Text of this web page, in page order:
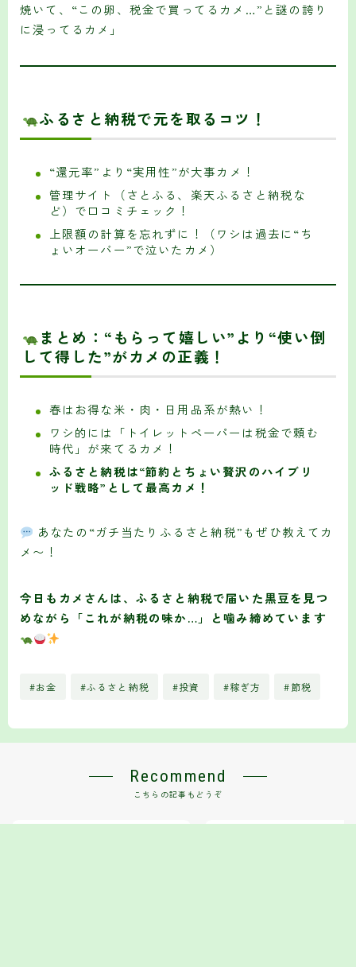
焼いて、“この卵、税金で買ってるカメ…”と謎の誇り
に浸ってるカメ」
ふるさと納税で元を取るコツ！
“還元率”より“実用性”が大事カメ！
管理サイト（さとふる、楽天ふるさと納税な
ど）で口コミチェック！
上限額の計算を忘れずに！（ワシは過去に“ち
ょいオーバー”で泣いたカメ）
まとめ：“もらって嬉しい”より“使い倒
して得した”がカメの正義！
春はお得な米・肉・日用品系が熱い！
ワシ的には「トイレットペーパーは税金で頼む
時代」が来てるカメ！
ふるさと納税は“節約とちょい贅沢のハイブリ
ッド戦略”として最高カメ！
あなたの“ガチ当たりふるさと納税”もぜひ教えてカ
メ〜！
今日もカメさんは、ふるさと納税で届いた黒豆を見つ
めながら「これが納税の味か…」と噛み締めています
#お金 #ふるさと納税 #投資 #稼ぎ方 #節税
Recommend
こちらの記事もどうぞ